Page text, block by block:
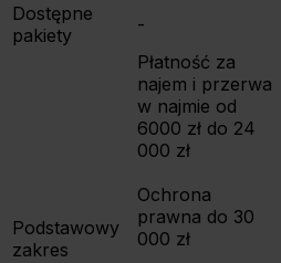
Dostępne
pakiety
-
Podstawowy
zakres
Płatność za
najem i przerwa
w najmie od
6000 zł do 24
000 zł
Ochrona
prawna do 30
000 zł